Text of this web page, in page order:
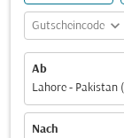
Gutscheincode expand_more
Ab
Lahore - Pakistan
Nach